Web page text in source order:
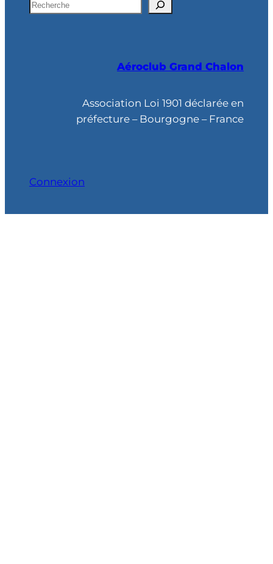
R
Aéroclub Grand Chalon
Association Loi 1901 déclarée en
préfecture – Bourgogne – France
Connexion